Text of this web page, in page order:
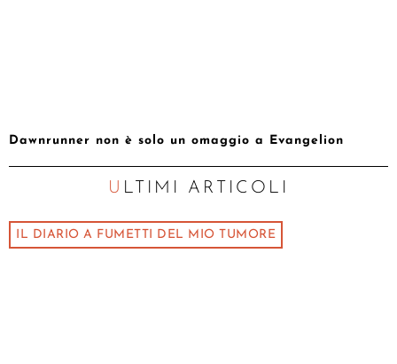
Dawnrunner non è solo un omaggio a Evangelion
ULTIMI ARTICOLI
IL DIARIO A FUMETTI DEL MIO TUMORE